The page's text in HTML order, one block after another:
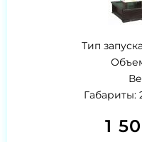
Тип
Габариты:
1